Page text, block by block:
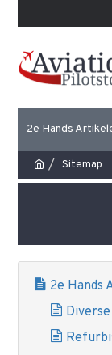
2e Hands
Sitemap
2e Hands